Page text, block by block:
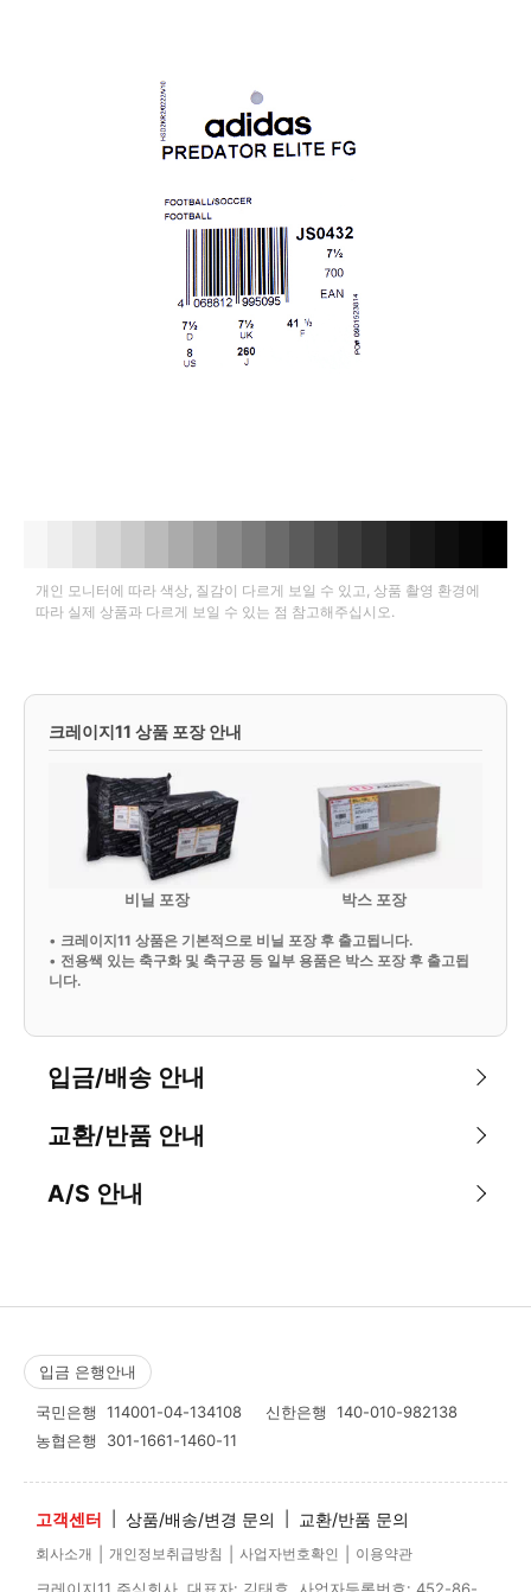
개인 모니터에 따라 색상, 질감이 다르게 보일 수 있고, 상품 촬영 환경에
따라 실제 상품과 다르게 보일 수 있는 점 참고해주십시오.
크레이지11 상품 포장 안내
비닐 포장 박스 포장
• 크레이지11 상품은 기본적으로 비닐 포장 후 출고됩니다.
• 전용쌕 있는 축구화 및 축구공 등 일부 용품은 박스 포장 후 출고됩
니다.
입금/배송 안내
교환/반품 안내
A/S 안내
입금 은행안내
국민은행 114001-04-134108 신한은행 140-010-982138
농협은행 301-1661-1460-11
고객센터 상품/배송/변경 문의 교환/반품 문의
회사소개 개인정보취급방침 사업자번호확인 이용약관
크레이지11 주식회사 대표자: 김태효 사업자등록번호: 452-86-